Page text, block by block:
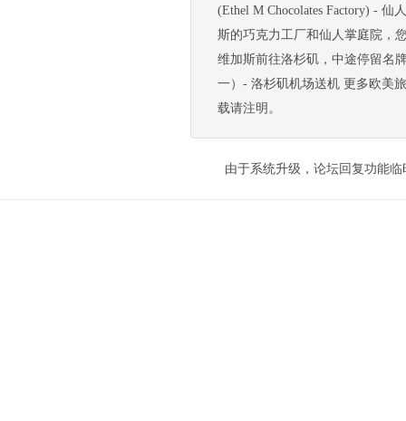
(Ethel M Chocolates Factory) - 仙
斯的巧克力工厂和仙人掌庭院，
维加斯前往洛杉矶，中途停留名
一）- 洛杉矶机场送机 更多欧美
载请注明。
由于系统升级，论坛回复功能临